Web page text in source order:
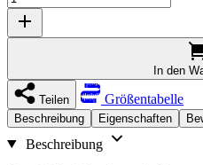
In den
Teilen Größentabelle
Beschreibung Eigenschaften
Beschreibung